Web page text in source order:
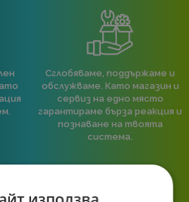
Сглобяваме, поддържаме и
обслужваме. Като магазин и
сервиз на едно място
гарантираме бърза реакция и
познаване на твоята
система.